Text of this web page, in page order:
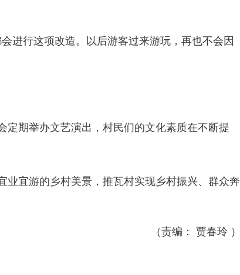
行这项改造。以后游客过来游玩，再也不会因
期举办文艺演出，村民们的文化素质在不断提
宜游的乡村美景，推瓦村实现乡村振兴、群众奔
（责编： 贾春玲 ）